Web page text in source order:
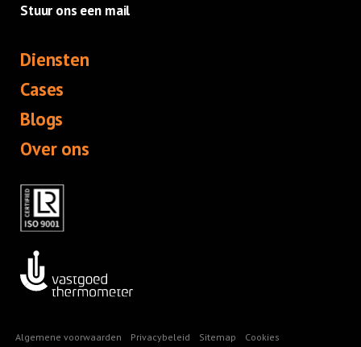
Stuur ons een mail
Diensten
Cases
Blogs
Over ons
Algemene voorwaarden Privacybeleid Sitemap Cookies